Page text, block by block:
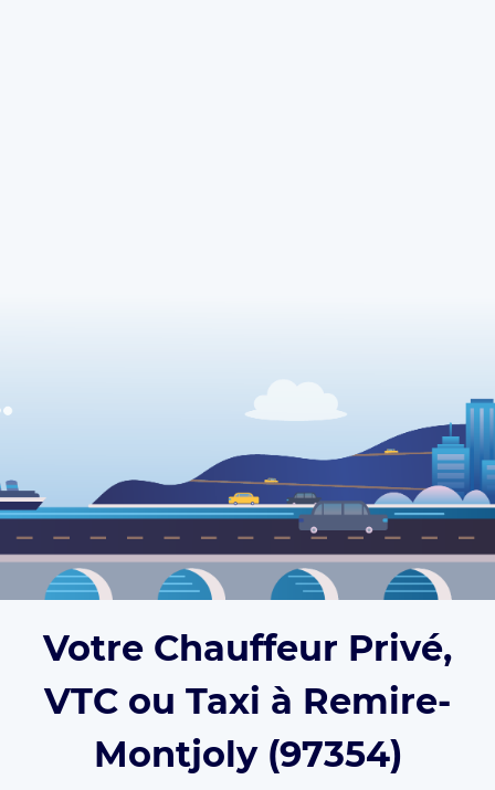
Votre Chauffeur Privé,
VTC ou Taxi à Remire-
Montjoly (97354)